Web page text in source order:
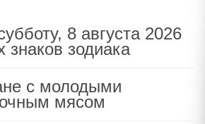
8 августа 2026
знаков зодиака
с молодыми
мясом